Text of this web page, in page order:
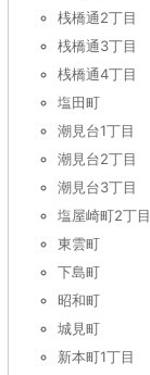
桟橋通2丁目
桟橋通3丁目
桟橋通4丁目
塩田町
潮見台1丁目
潮見台2丁目
潮見台3丁目
塩屋崎町2丁目
東雲町
下島町
昭和町
城見町
新本町1丁目